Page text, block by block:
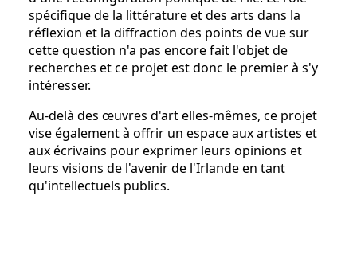
spécifique de la littérature et des arts dans la
réflexion et la diffraction des points de vue sur
cette question n'a pas encore fait l'objet de
recherches et ce projet est donc le premier à s'y
intéresser.
Au-delà des œuvres d'art elles-mêmes, ce projet
vise également à offrir un espace aux artistes et
aux écrivains pour exprimer leurs opinions et
leurs visions de l'avenir de l'Irlande en tant
qu'intellectuels publics.